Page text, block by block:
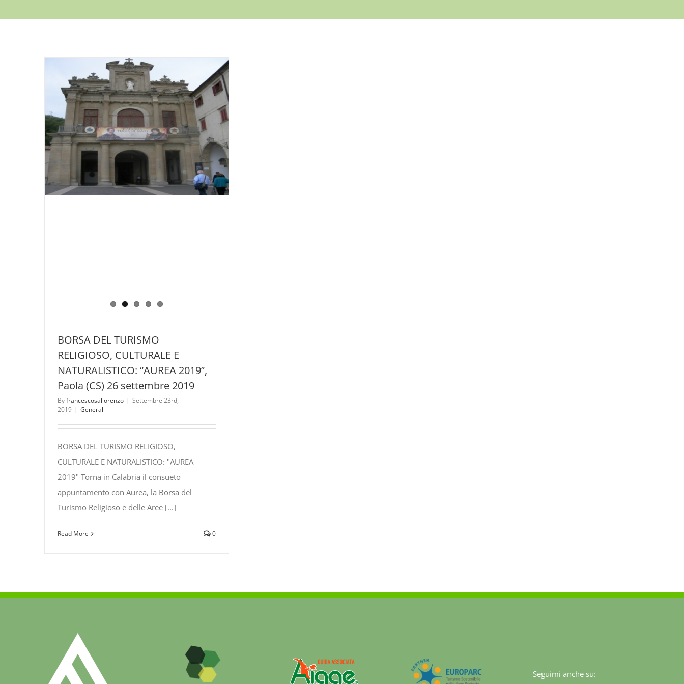
BORSA DEL TURISMO
RELIGIOSO, CULTURALE E
NATURALISTICO: “AUREA 2019”,
Paola (CS) 26 settembre 2019
Byfrancescosallorenzo | Settembre 23rd,
2019 | General
BORSA DEL TURISMO RELIGIOSO,
CULTURALE E NATURALISTICO: "AUREA
2019" Torna in Calabria il consueto
appuntamento con Aurea, la Borsa del
Turismo Religioso e delle Aree [...]
Read More 0
Seguimi anche su: